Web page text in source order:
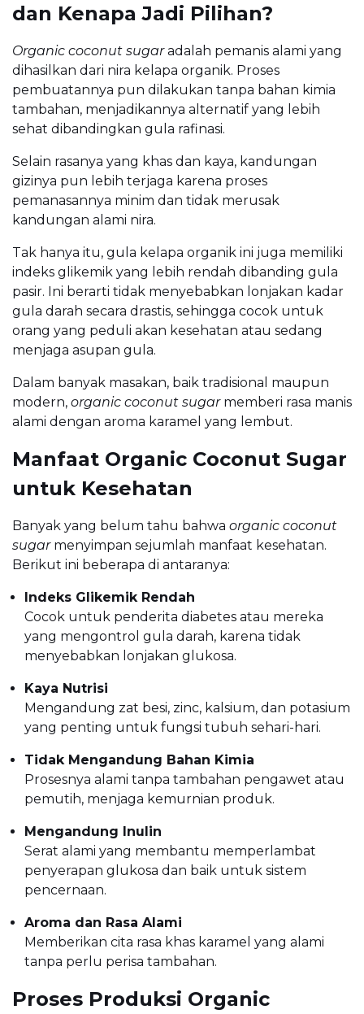
dan Kenapa Jadi Pilihan?
Organic coconut sugaradalah pemanis alami yang
dihasilkan dari nira kelapa organik. Proses
pembuatannya pun dilakukan tanpa bahan kimia
tambahan, menjadikannya alternatif yang lebih
sehat dibandingkan gula rafinasi.
Selain rasanya yang khas dan kaya, kandungan
gizinya pun lebih terjaga karena proses
pemanasannya minim dan tidak merusak
kandungan alami nira.
Tak hanya itu, gula kelapa organik ini juga memiliki
indeks glikemik yang lebih rendah dibanding gula
pasir. Ini berarti tidak menyebabkan lonjakan kadar
gula darah secara drastis, sehingga cocok untuk
orang yang peduli akan kesehatan atau sedang
menjaga asupan gula.
Dalam banyak masakan, baik tradisional maupun
modern, organic coconut sugarmemberi rasa manis
alami dengan aroma karamel yang lembut.
Manfaat Organic Coconut Sugar
untuk Kesehatan
Banyak yang belum tahu bahwa organic coconut
sugarmenyimpan sejumlah manfaat kesehatan.
Berikut ini beberapa di antaranya:
Indeks Glikemik Rendah
Cocok untuk penderita diabetes atau mereka
yang mengontrol gula darah, karena tidak
menyebabkan lonjakan glukosa.
Kaya Nutrisi
Mengandung zat besi, zinc, kalsium, dan potasium
yang penting untuk fungsi tubuh sehari-hari.
Tidak Mengandung Bahan Kimia
Prosesnya alami tanpa tambahan pengawet atau
pemutih, menjaga kemurnian produk.
Mengandung Inulin
Serat alami yang membantu memperlambat
penyerapan glukosa dan baik untuk sistem
pencernaan.
Aroma dan Rasa Alami
Memberikan cita rasa khas karamel yang alami
tanpa perlu perisa tambahan.
Proses Produksi Organic